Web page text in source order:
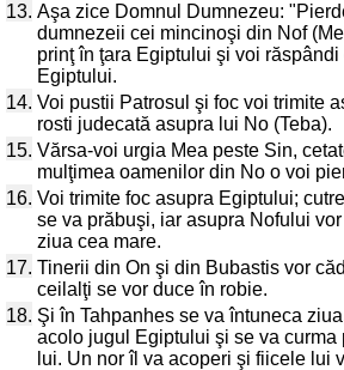
13. Aşa zice Domnul Dumnezeu:
dumnezeii cei mincinoşi din Nof
prinţ în ţara Egiptului şi voi răspândi
Egiptului.
14. Voi pustii Patrosul şi foc voi trimite
rosti judecată asupra lui No (Teba).
15. Vărsa-voi urgia Mea peste Sin,
mulţimea oamenilor din No o voi
16. Voi trimite foc asupra Egiptului;
se va prăbuşi, iar asupra Nofului
ziua cea mare.
17. Tinerii din On şi din Bubastis vor
ceilalţi se vor duce în robie.
18. Şi în Tahpanhes se va întuneca
acolo jugul Egiptului şi se va curma
lui. Un nor îl va acoperi şi fiicele lui